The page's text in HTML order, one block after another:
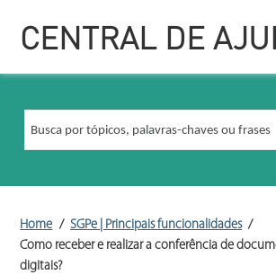
CENTRAL DE
Home
SGPe | Principais funcionalidades
Como receber e realizar a conferência de
digitais?